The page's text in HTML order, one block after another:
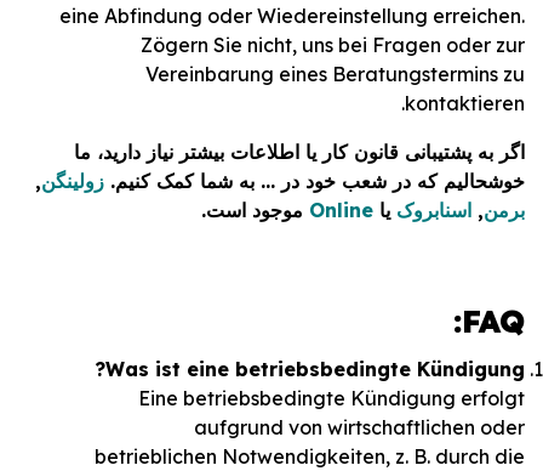
eine Abfindung oder Wiedereinstellung erreichen.
Zögern Sie nicht, uns bei Fragen oder zur
Vereinbarung eines Beratungstermins zu
kontaktieren.
اگر به پشتیبانی قانون کار یا اطلاعات بیشتر نیاز دارید، ما
خوشحالیم که در شعب خود در ... به شما کمک کنیم. زولینگن,
برمن, اسنابروک یا Online موجود است.
FAQ:
Was ist eine betriebsbedingte Kündigung?
Eine betriebsbedingte Kündigung erfolgt
aufgrund von wirtschaftlichen oder
betrieblichen Notwendigkeiten, z. B. durch die